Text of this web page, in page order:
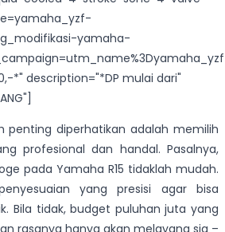
yamaha-
*" description="*DP mulai dari"
penting diperhatikan adalah memilih
profesional dan handal. Pasalnya,
pada Yamaha R15 tidaklah mudah.
yang presisi agar bisa
Bila tidak, budget puluhan juta yang